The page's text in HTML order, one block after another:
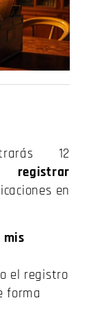
12
registrar
en
mis
el registro
forma